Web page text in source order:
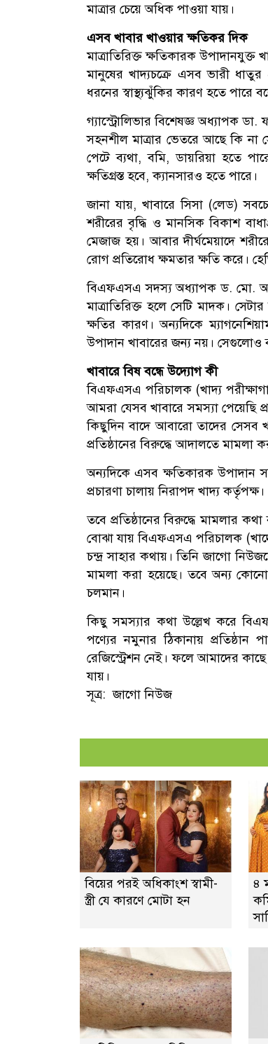
মাত্রার চেয়ে অধিক পাওয়া যায়।
এসব খাবার খাওয়ার ক্ষতিকর দিক
মাত্রাতিরিক্ত ক্ষতিকারক
মানুষের খাদ্যচক্রে এসব ভারী ধাতুর
ধরনের স্বাস্থ্যঝুঁকির কারণ হতে পারে
গ্যাস্ট্রোলিভার বিশেষজ্ঞ অধ্যাপক
সহনশীল মাত্রার ভেতরে আছে কি না
পেটে ব্যথা, বমি, ডায়রিয়া হতে
ক্ষতিগ্রস্ত হবে, ক্যানসারও হতে পারে।
জানা যায়, খাবারে সিসা (লেড)
শরীরের বৃদ্ধি ও মানসিক বিকাশ
মেজাজ হয়। আবার দীর্ঘমেয়াদে
রোগ প্রতিরোধ ক্ষমতার ক্ষতি করে।
বিএফএসএ সদস্য অধ্যাপক ড. মো.
মাত্রাতিরিক্ত হলে সেটি মাদক।
ক্ষতির কারণ। অন্যদিকে
উপাদান খাবারের জন্য নয়। সেগুলোও
খাবারে বিষ বন্ধে উদ্যোগ কী
বিএফএসএ পরিচালক (খাদ্য
আমরা যেসব খাবারে সমস্যা পেয়েছি
কিছুদিন বাদে আবারো তাদের সেসব
প্রতিষ্ঠানের বিরুদ্ধে আদালতে মামলা
অন্যদিকে এসব ক্ষতিকারক উপাদান
প্রচারণা চালায় নিরাপদ খাদ্য কর্তৃপক্ষ।
তবে প্রতিষ্ঠানের বিরুদ্ধে মামলার
বোঝা যায় বিএফএসএ পরিচালক
চন্দ্র সাহার কথায়। তিনি জাগো
মামলা করা হয়েছে। তবে অন্য
চলমান।
কিছু সমস্যার কথা উল্লেখ করে
পণ্যের নমুনার ঠিকানায়
রেজিস্ট্রেশন নেই। ফলে আমাদের কাছে
যায়।
সূত্র: জাগো নিউজ
বিয়ের পরই অধিকাংশ স্বামী-
স্ত্রী যে কারণে মোটা হন
৪